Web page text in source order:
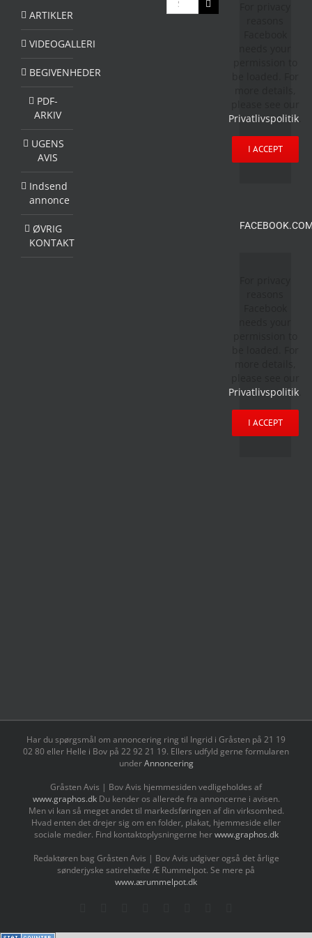
ARTIKLER
VIDEOGALLERI
BEGIVENHEDER
PDF-
ARKIV
UGENS
AVIS
Indsend
annonce
ØVRIG
KONTAKT
efter:
Privatlivspolitik
I ACCEPT
Privatlivspolitik
I ACCEPT
Har du spørgsmål om annoncering ring til Ingrid i Gråsten på 21 19
02 80 ‬eller Helle i Bov på 22 92 21 19‬. Ellers udfyld gerne formularen
underAnnoncering
Gråsten Avis | Bov Avis hjemmesiden vedligeholdes af
www.graphos.dk Du kender os allerede fra annoncerne i avisen.
Men vi kan så meget andet til markedsføringen af din virksomhed.
Hvad enten det drejer sig om en folder, plakat, hjemmeside eller
sociale medier. Find kontaktoplysningerne herwww.graphos.dk
Redaktøren bag Gråsten Avis | Bov Avis udgiver også det årlige
sønderjyske satirehæfte Æ Rummelpot. Se mere på
www.ærummelpot.dk